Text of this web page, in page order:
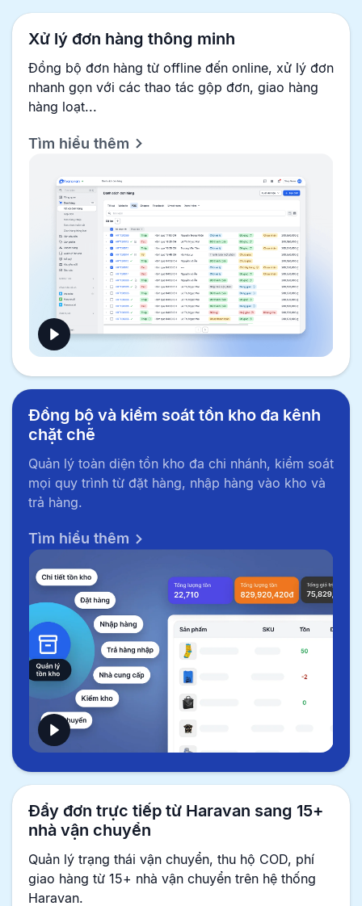
Xử lý đơn hàng thông minh
Đồng bộ đơn hàng từ offline đến online, xử lý đơn
nhanh gọn với các thao tác gộp đơn, giao hàng
hàng loạt...
Tìm hiểu thêm
Đồng bộ và kiểm soát tồn kho đa kênh
chặt chẽ
Quản lý toàn diện tồn kho đa chi nhánh, kiểm soát
mọi quy trình từ đặt hàng, nhập hàng vào kho và
trả hàng.
Tìm hiểu thêm
Đẩy đơn trực tiếp từ Haravan sang 15+
nhà vận chuyển
Quản lý trạng thái vận chuyển, thu hộ COD, phí
giao hàng từ 15+ nhà vận chuyển trên hệ thống
Haravan.